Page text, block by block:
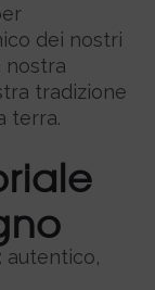
dei nostri
nostra
tradizione
terra.
autentico,